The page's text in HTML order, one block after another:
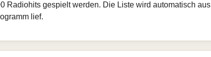
Radiohits gespielt werden. Die Liste wird automatisch aus
lief.